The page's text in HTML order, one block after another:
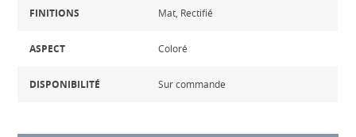
FINITIONS Mat, Rectifié
ASPECT Coloré
DISPONIBILITÉ Sur commande